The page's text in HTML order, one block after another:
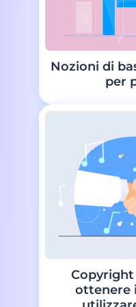
Nozioni di
per
Copyright
ottenere